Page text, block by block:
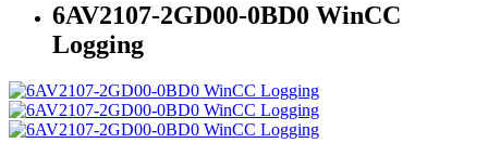
6AV2107-2GD00-0BD0 WinCC
Logging